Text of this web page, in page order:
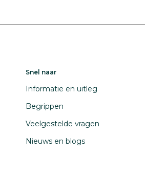
Snel naar
Informatie en uitleg
Begrippen
Veelgestelde vragen
Nieuws en blogs